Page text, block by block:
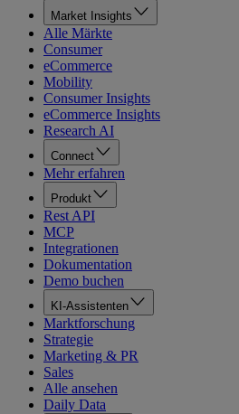
Market Insights
Alle Märkte
Consumer
eCommerce
Mobility
Consumer Insights
eCommerce Insights
Research AI
Connect
Mehr erfahren
Produkt
Rest API
MCP
Integrationen
Dokumentation
Demo buchen
KI-Assistenten
Marktforschung
Strategie
Marketing & PR
Sales
Alle ansehen
Daily Data